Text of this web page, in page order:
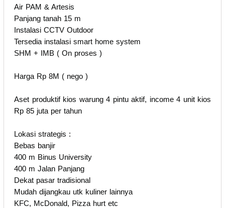
Air PAM & Artesis
Panjang tanah 15 m
Instalasi CCTV Outdoor
Tersedia instalasi smart home system
SHM + IMB ( On proses )
Harga Rp 8M ( nego )
Aset produktif kios warung 4 pintu aktif, income 4 unit kios
Rp 85 juta per tahun
Lokasi strategis :
Bebas banjir
400 m Binus University
400 m Jalan Panjang
Dekat pasar tradisional
Mudah dijangkau utk kuliner lainnya
KFC, McDonald, Pizza hurt etc